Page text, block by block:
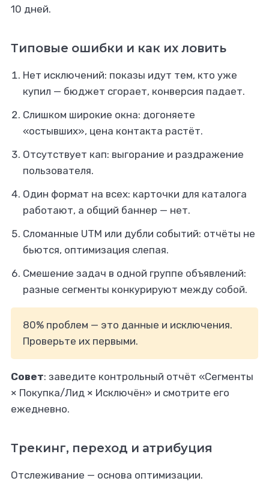
10 дней.
Типовые ошибки и как их ловить
Нет исключений: показы идут тем, кто уже
купил — бюджет сгорает, конверсия падает.
Слишком широкие окна: догоняете
«остывших», цена контакта растёт.
Отсутствует кап: выгорание и раздражение
пользователя.
Один формат на всех: карточки для каталога
работают, а общий баннер — нет.
Сломанные UTM или дубли событий: отчёты не
бьются, оптимизация слепая.
Смешение задач в одной группе объявлений:
разные сегменты конкурируют между собой.
80% проблем — это данные и исключения.
Проверьте их первыми.
Совет: заведите контрольный отчёт «Сегменты
× Покупка/Лид × Исключён» и смотрите его
ежедневно.
Трекинг, переход и атрибуция
Отслеживание — основа оптимизации.